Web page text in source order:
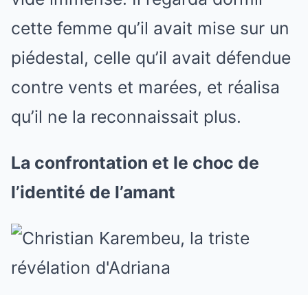
cette femme qu’il avait mise sur un
piédestal, celle qu’il avait défendue
contre vents et marées, et réalisa
qu’il ne la reconnaissait plus.
La confrontation et le choc de
l’identité de l’amant